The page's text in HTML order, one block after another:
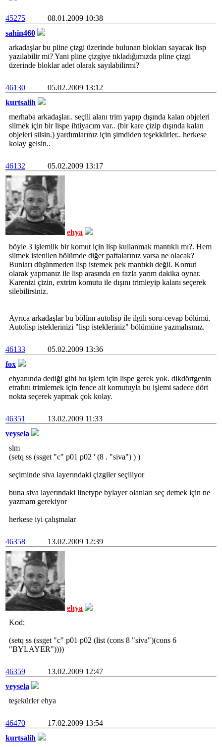
45275
08.01.2009 10:38
sahin460
arkadaşlar bu pline çizgi üzerinde bulunan blokları sayacak lisp
yazılabilir mi? Yani pline çizgiye tıkladığımızda pline çizgi
üzerinde bloklar adet olarak sayılabilirmi?
46130
05.02.2009 13:12
kurtsalih
merhaba arkadaşlar.. seçili alanı trim yapıp dışında kalan objeleri
silmek için bir lispe ihtiyacım var.. (bir kare çizip dışında kalan
objeleri silsin.) yardımlarınız için şimdiden teşekkürler.. herkese
kolay gelsin..
46132 05.02.2009 13:17
ehya
böyle 3 işlemlik bir komut için lisp kullanmak mantıklı mı?. Hem
silmek istenilen bölümde diğer paftalarınız varsa ne olacak?
Bunları düşünmeden lisp istemek pek mantıklı değil. Komut
olarak yapmanız ile lisp arasında en fazla yarım dakika oynar.
Karenizi çizin, extrim komutu ile dışını trimleyip kalanı seçerek
silebilirsiniz.
Ayrıca arkadaşlar bu bölüm autolisp ile ilgili soru-cevap bölümü.
Autolisp isteklerinizi "lisp istekleriniz" bölümüne yazmalısınız.
46133
05.02.2009 13:36
fox
ehyanında dediği gibi bu işlem için lispe gerek yok. dikdörtgenin
etrafını trimlemek için fence alt komutuyla bu işlemi sadece dört
nokta seçerek yapmak çok kolay.
46351
13.02.2009 11:33
veysela
slm
(setq ss (ssget "c" p01 p02 ' (8 . "siva") ) )
seçiminde siva layerındaki çizgiler seçiliyor
buna siva layerındaki linetype bylayer olanları seç demek için ne
yazmam gerekiyor
herkese iyi çalışmalar
46358 13.02.2009 12:39
ehya
Kod:
(setq ss (ssget "c" p01 p02 (list (cons 8 "siva")(cons 6
"BYLAYER"))))
46359
13.02.2009 12:47
veysela
teşekürler ehya
46470
17.02.2009 13:54
kurtsalih